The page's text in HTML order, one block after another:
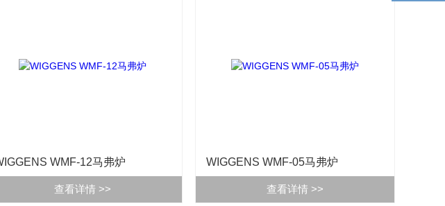
WMF-12马弗炉
查看详情 >>
WIGGENS WMF-05马弗炉
查看详情 >>